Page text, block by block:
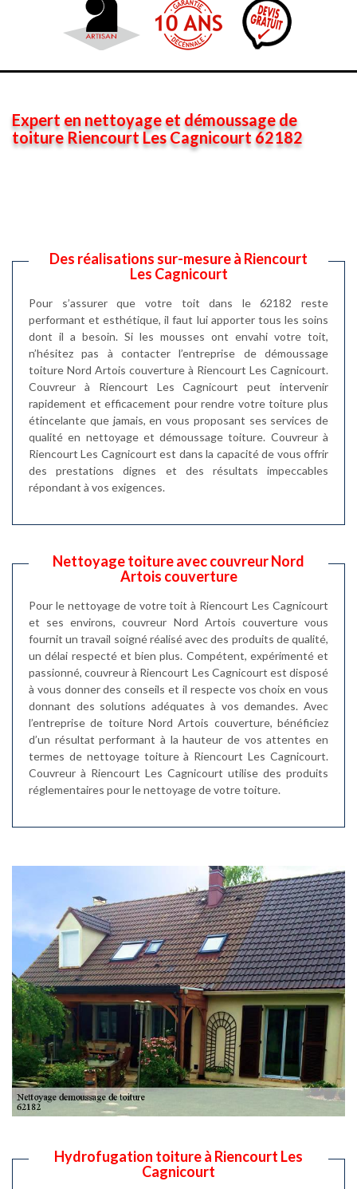
Expert en nettoyage et démoussage de
toiture Riencourt Les Cagnicourt 62182
Des réalisations sur-mesure à Riencourt
Les Cagnicourt
Pour s’assurer que votre toit dans le 62182 reste
performant et esthétique, il faut lui apporter tous les soins
dont il a besoin. Si les mousses ont envahi votre toit,
n’hésitez pas à contacter l’entreprise de démoussage
toiture Nord Artois couverture à Riencourt Les Cagnicourt.
Couvreur à Riencourt Les Cagnicourt peut intervenir
rapidement et efficacement pour rendre votre toiture plus
étincelante que jamais, en vous proposant ses services de
qualité en nettoyage et démoussage toiture. Couvreur à
Riencourt Les Cagnicourt est dans la capacité de vous offrir
des prestations dignes et des résultats impeccables
répondant à vos exigences.
Nettoyage toiture avec couvreur Nord
Artois couverture
Pour le nettoyage de votre toit à Riencourt Les Cagnicourt
et ses environs, couvreur Nord Artois couverture vous
fournit un travail soigné réalisé avec des produits de qualité,
un délai respecté et bien plus. Compétent, expérimenté et
passionné, couvreur à Riencourt Les Cagnicourt est disposé
à vous donner des conseils et il respecte vos choix en vous
donnant des solutions adéquates à vos demandes. Avec
l’entreprise de toiture Nord Artois couverture, bénéficiez
d’un résultat performant à la hauteur de vos attentes en
termes de nettoyage toiture à Riencourt Les Cagnicourt.
Couvreur à Riencourt Les Cagnicourt utilise des produits
réglementaires pour le nettoyage de votre toiture.
Hydrofugation toiture à Riencourt Les
Cagnicourt